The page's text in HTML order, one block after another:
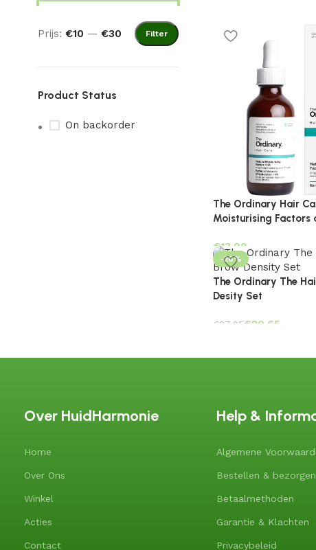
Filter
Prijs: €10 — €30
Product Status
On backorder
The Ordinary Hair
Moisturising Factors
€
-26%
The Ordinary The
Desity Set
€27.95€20.65
Over HuidHarmonie
Home
Over Ons
Winkel
Acties
Contact
Help &
Algemene
Bestellen & bezorgen
Betaalmethoden
Garantie & Klachten
Privacybeleid